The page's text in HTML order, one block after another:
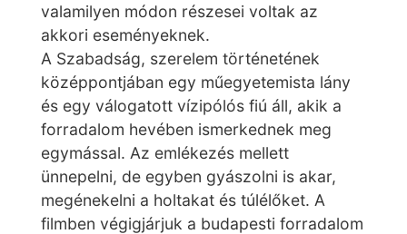
valamilyen módon részesei voltak az
akkori eseményeknek.
A Szabadság, szerelem történetének
középpontjában egy műegyetemista lány
és egy válogatott vízipólós fiú áll, akik a
forradalom hevében ismerkednek meg
egymással. Az emlékezés mellett
ünnepelni, de egyben gyászolni is akar,
megénekelni a holtakat és túlélőket. A
filmben végigjárjuk a budapesti forradalom